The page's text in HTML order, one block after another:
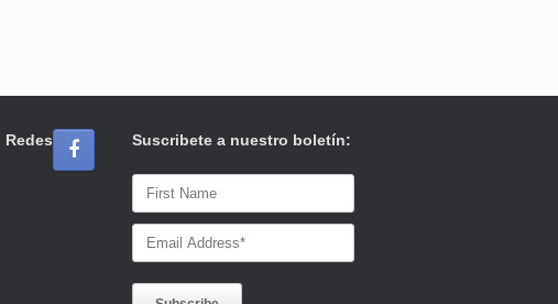
Redes Suscribete a nuestro boletín: